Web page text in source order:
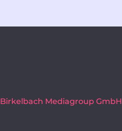
Birkelbach Mediagroup GmbH